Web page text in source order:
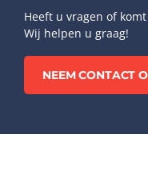
Heeft u vragen of
Wij helpen u graag!
NEEM CONTACT